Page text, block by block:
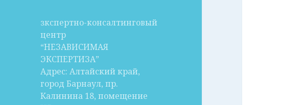
зкспертно-консалтинговый
центр
“НЕЗАВИСИМАЯ
ЭКСПЕРТИЗА”
Адрес: Алтайский край,
город Барнаул, пр.
Калинина 18, помещение